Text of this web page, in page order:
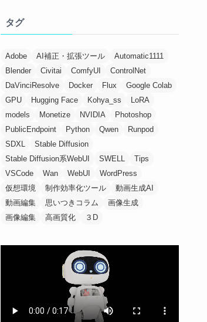
タグ
Adobe AI補正・拡張ツール
Automatic1111
Blender
Civitai ComfyUI
ControlNet
DaVinciResolve
Docker Flux
Google Colab
GPU
Hugging Face Kohya_ss
LoRA
models
Monetize NVIDIA
Photoshop
PublicEndpoint
Python Qwen
Runpod
SDXL
Stable Diffusion
Stable Diffusion系WebUI
SWELL
Tips
VSCode
Wan WebUI
WordPress
仮想環境
制作効率化ツール
動画生成AI
動画編集
思いつきコラム
画像生成
画像編集
高画質化 ３D